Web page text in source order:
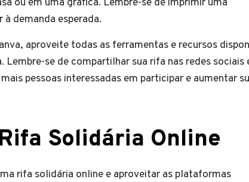
demanda esperada.
aproveite todas as ferramentas e recursos
se de compartilhar sua rifa nas redes sociais
pessoas interessadas em participar e aumentar
Solidária Online
rifa solidária online e aproveitar as plataformas